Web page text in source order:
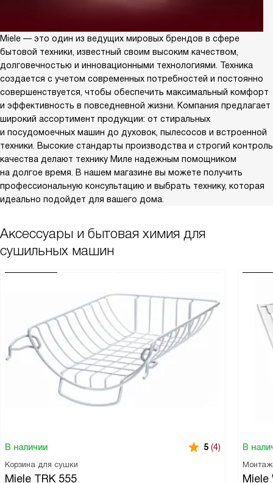
Miele — это один из ведущих мировых брендов в сфере
бытовой техники, известный своим высоким качеством,
долговечностью и инновационными технологиями. Техника
создается с учетом современных потребностей и постоянно
совершенствуется, чтобы обеспечить максимальный комфорт
и эффективность в повседневной жизни. Компания предлагает
широкий ассортимент продукции: от стиральных
и посудомоечных машин до духовок, пылесосов и встроенной
техники. Высокие стандарты производства и строгий контроль
качества делают технику Миле надежным помощником
на долгое время. В нашем магазине вы можете получить
профессиональную консультацию и выбрать технику, которая
идеально подойдет для вашего дома.
Аксессуары и бытовая химия для
сушильных машин
В наличии 5 (4)
Корзина для сушки
Miele TRK 555
В
Miele